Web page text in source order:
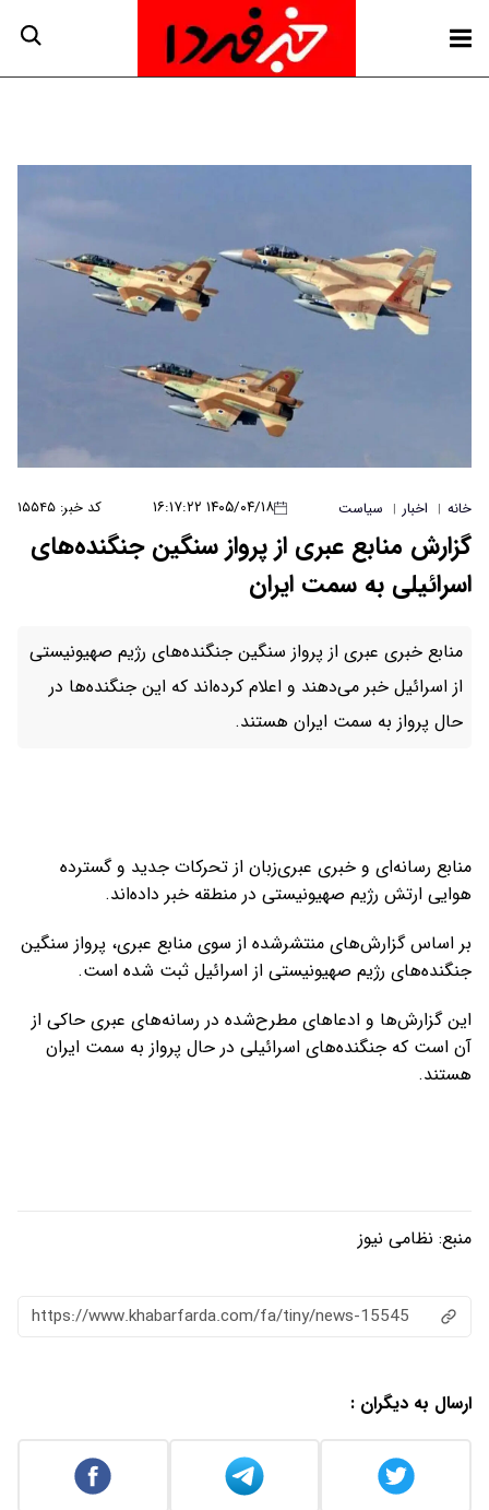
خانه | اخبار | سیاست ۱۴۰۵/۰۴/۱۸ ۱۶:۱۷:۲۲ کد خبر: ۱۵۵۴۵
گزارش منابع عبری از پرواز سنگین جنگنده‌های
اسرائیلی به سمت ایران
منابع خبری عبری از پرواز سنگین جنگنده‌های رژیم صهیونیستی
از اسرائیل خبر می‌دهند و اعلام کرده‌اند که این جنگنده‌ها در
حال پرواز به سمت ایران هستند.
منابع رسانه‌ای و خبری عبری‌زبان از تحرکات جدید و گسترده
هوایی ارتش رژیم صهیونیستی در منطقه خبر داده‌اند.
بر اساس گزارش‌های منتشرشده از سوی منابع عبری، پرواز سنگین
جنگنده‌های رژیم صهیونیستی از اسرائیل ثبت شده است.
این گزارش‌ها و ادعاهای مطرح‌شده در رسانه‌های عبری حاکی از
آن است که جنگنده‌های اسرائیلی در حال پرواز به سمت ایران
هستند.
منبع: نظامی نیوز
https://www.khabarfarda.com/fa/tiny/news-15545
ارسال به دیگران :